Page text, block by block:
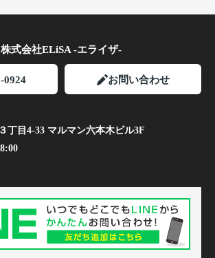
株式会社ELiSA -エライザ-
0924 お問い合わせ
丁目4-33 マルマン六本木ビル3F